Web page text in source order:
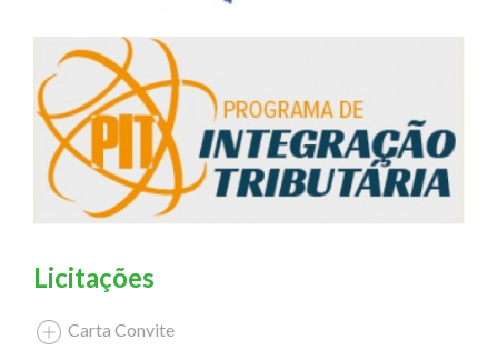
Licitações
Carta Convite